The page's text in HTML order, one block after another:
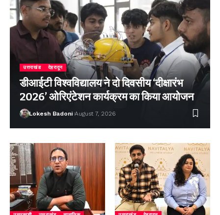
उत्तराखंड देहरादून
डीआईटी विश्वविद्यालय ने दो दिवसीय ‘दीक्षारंभ
2026’ ओरिएंटेशन कार्यक्रम का किया आयोजन
Lokesh Badoni August 7, 2026